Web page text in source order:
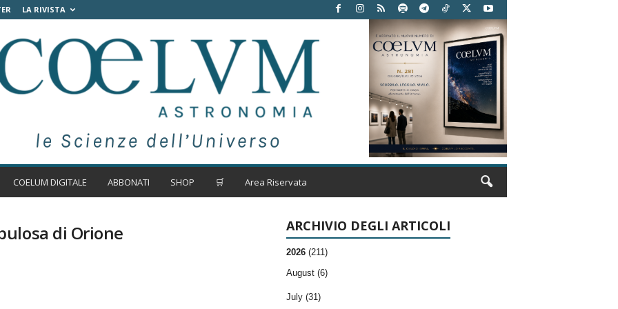
LA RIVISTA
COELUM DIGITALE ABBONATI SHOP 🛒 Area Riservata
di Orione ARCHIVIO DEGLI ARTICOLI
2026 (211)
August (6)
July (31)